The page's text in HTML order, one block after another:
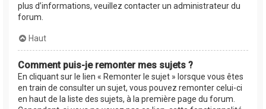
plus d’informations, veuillez contacter un administrateur du
forum.
Haut
Comment puis-je remonter mes sujets ?
En cliquant sur le lien « Remonter le sujet » lorsque vous êtes
en train de consulter un sujet, vous pouvez remonter celui-ci
en haut de la liste des sujets, à la première page du forum.